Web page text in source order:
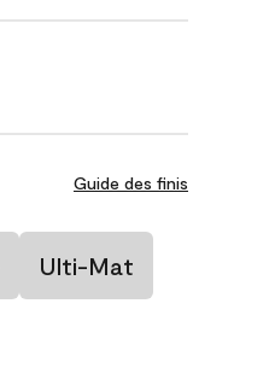
Guide des finis
Ulti-Mat